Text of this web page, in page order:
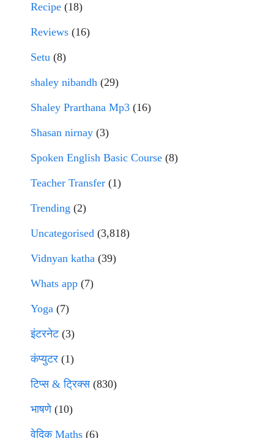
Recipe (18)
Reviews (16)
Setu (8)
shaley nibandh (29)
Shaley Prarthana Mp3 (16)
Shasan nirnay (3)
Spoken English Basic Course (8)
Teacher Transfer (1)
Trending (2)
Uncategorised (3,818)
Vidnyan katha (39)
Whats app (7)
Yoga (7)
इंटरनेट(3)
कंप्युटर (1)
टिप्स & ट्रिक्स(830)
भाषणे(10)
वेदिक Maths (6)